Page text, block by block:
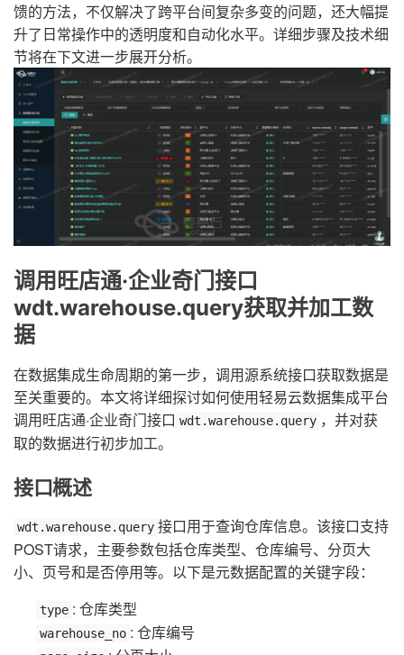
馈的方法，不仅解决了跨平台间复杂多变的问题，还大幅提
升了日常操作中的透明度和自动化水平。详细步骤及技术细
节将在下文进一步展开分析。
调用旺店通·企业奇门接口
wdt.warehouse.query获取并加工数
据
在数据集成生命周期的第一步，调用源系统接口获取数据是
至关重要的。本文将详细探讨如何使用轻易云数据集成平台
调用旺店通·企业奇门接口 wdt.warehouse.query ，并对获
取的数据进行初步加工。
接口概述
wdt.warehouse.query 接口用于查询仓库信息。该接口支持
POST请求，主要参数包括仓库类型、仓库编号、分页大
小、页号和是否停用等。以下是元数据配置的关键字段：
type : 仓库类型
warehouse_no : 仓库编号